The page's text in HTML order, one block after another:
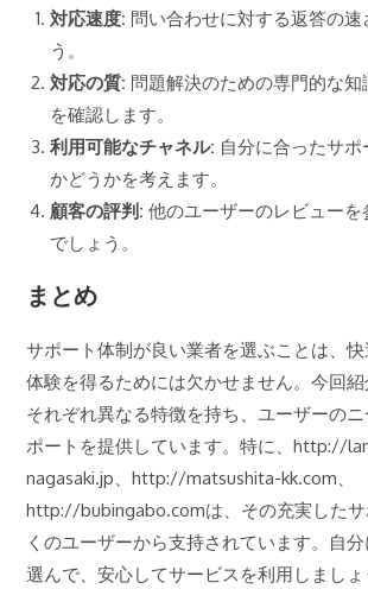
対応速度: 問い合わせに対する返答の速
う。
対応の質: 問題解決のための専門的な
を確認します。
利用可能なチャネル: 自分に合ったサ
かどうかを考えます。
顧客の評判: 他のユーザーのレビュー
でしょう。
まとめ
サポート体制が良い業者を選ぶことは、
体験を得るためには欠かせません。今回紹
それぞれ異なる特徴を持ち、ユーザーの
ポートを提供しています。特に、http://
nagasaki.jp、http://matsushita-kk.com、
http://bubingabo.comは、その充実したサ
くのユーザーから支持されています。自
選んで、安心してサービスを利用しましょ